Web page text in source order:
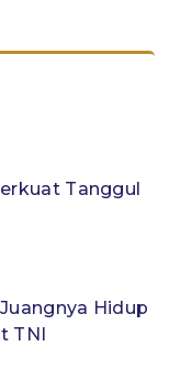
Tanggul
Hidup
TNI